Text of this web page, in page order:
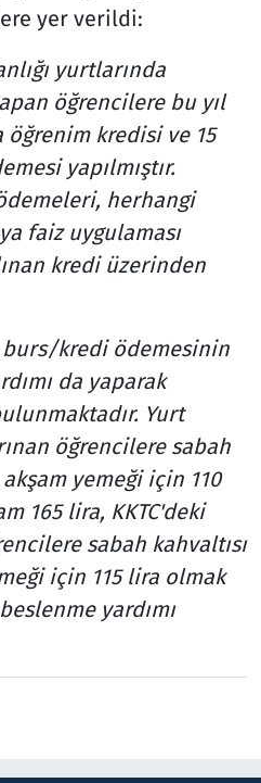
yer verildi:
yurtlarında
öğrencilere bu yıl
öğrenim kredisi ve 15
yapılmıştır.
herhangi
faiz uygulaması
kredi üzerinden
burs/kredi ödemesinin
da yaparak
Yurt
öğrencilere sabah
yemeği için 110
165 lira, KKTC'deki
sabah kahvaltısı
için 115 lira olmak
yardımı